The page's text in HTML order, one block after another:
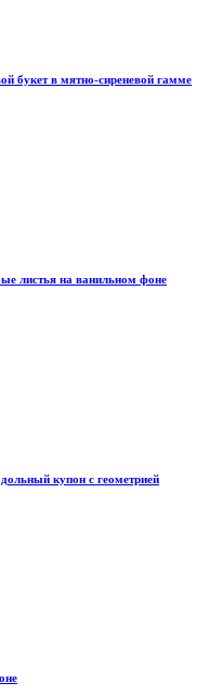
букет в мятно-сиреневой гамме
листья на ванильном фоне
купон с геометрией